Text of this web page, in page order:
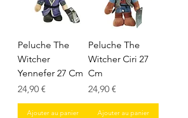
Peluche The
Witcher
Yennefer 27 Cm
Prix
24,90 €
Ajouter au panier
Peluche The
Witcher Ciri 27
Cm
Prix
24,90 €
Ajouter au panier